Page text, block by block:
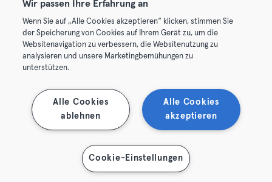
© 2026 Urban Sports Group GmbH. All rights reserved.
Conditions générales Politique de confidentialité
Mentions légales
Se rétracter ici
Wir passen Ihre Erfahrung an
Wenn Sie auf „Alle Cookies akzeptieren“ klicken, stimmen Sie
der Speicherung von Cookies auf Ihrem Gerät zu, um die
Websitenavigation zu verbessern, die Websitenutzung zu
analysieren und unsere Marketingbemühungen zu
unterstützen.
Alle Cookies
akzeptieren
Alle Cookies
ablehnen
Cookie-Einstellungen